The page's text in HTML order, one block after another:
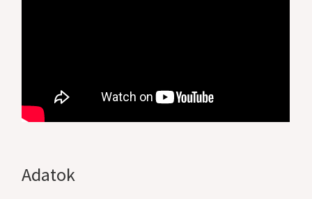
Adatok